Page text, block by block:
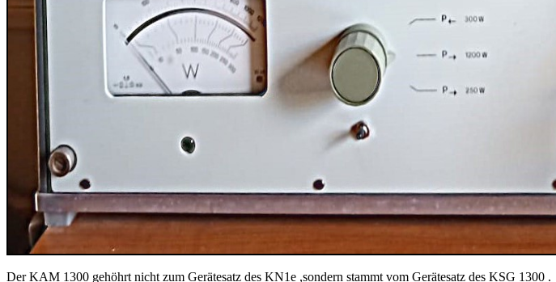
Der KAM 1300 gehöhrt nicht zum Gerätesatz des KN1e ,sondern stammt vom Gerätesatz des KSG 1300 .